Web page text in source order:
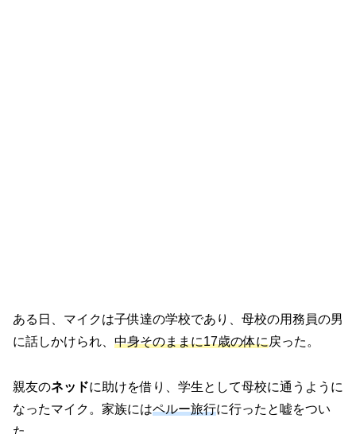
ある日、マイクは子供達の学校であり、母校の用務員の男
に話しかけられ、 中身そのままに17歳の体に戻った。
親友のネッドに助けを借り、学生として母校に通うように
なったマイク。家族にはペルー旅行に行ったと嘘をつい
た。